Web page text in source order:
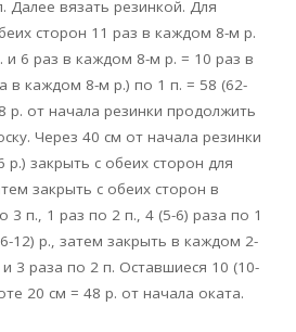
Далее вязать резинкой. Для
сторон 11 раз в каждом 8-м р.
и 6 раз в каждом 8-м р. = 10 раз в
в каждом 8-м р.) по 1 п. = 58 (62-
р. от начала резинки продолжить
Через 40 см от начала резинки
р.) закрыть с обеих сторон для
закрыть с обеих сторон в
3 п., 1 раз по 2 п., 4 (5-6) раза по 1
12) р., затем закрыть в каждом 2-
3 раза по 2 п. Оставшиеся 10 (10-
20 см = 48 р. от начала оката.